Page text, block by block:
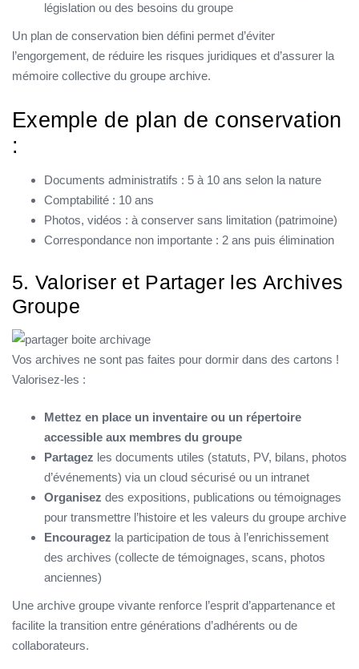
législation ou des besoins du groupe
Un plan de conservation bien défini permet d’éviter
l’engorgement, de réduire les risques juridiques et d’assurer la
mémoire collective du groupe archive.
Exemple de plan de conservation
:
Documents administratifs : 5 à 10 ans selon la nature
Comptabilité : 10 ans
Photos, vidéos : à conserver sans limitation (patrimoine)
Correspondance non importante : 2 ans puis élimination
5. Valoriser et Partager les Archives
Groupe
Vos archives ne sont pas faites pour dormir dans des cartons !
Valorisez-les :
Mettez en place un inventaire ou un répertoire
accessible aux membres du groupe
Partagez les documents utiles (statuts, PV, bilans, photos
d’événements) via un cloud sécurisé ou un intranet
Organisez des expositions, publications ou témoignages
pour transmettre l’histoire et les valeurs du groupe archive
Encouragez la participation de tous à l’enrichissement
des archives (collecte de témoignages, scans, photos
anciennes)
Une archive groupe vivante renforce l’esprit d’appartenance et
facilite la transition entre générations d’adhérents ou de
collaborateurs.